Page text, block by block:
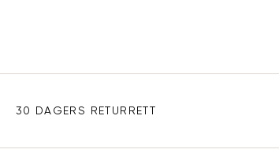
30 DAGERS RETURRETT